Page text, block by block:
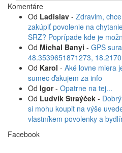
Komentáre
Od Ladislav - Zdravim,
zakúpiť povolenie na
SRZ? Poprípade kde je
Od Michal Banyi - GPS
48.3539651871273,
Od Karol - Aké lovne miera
sumec ďakujem za info
Od Igor- Opatrne na tej...
Od Ludvík Straýček -
si mohu koupit na výše
vlastníkem povolenky a
Facebook